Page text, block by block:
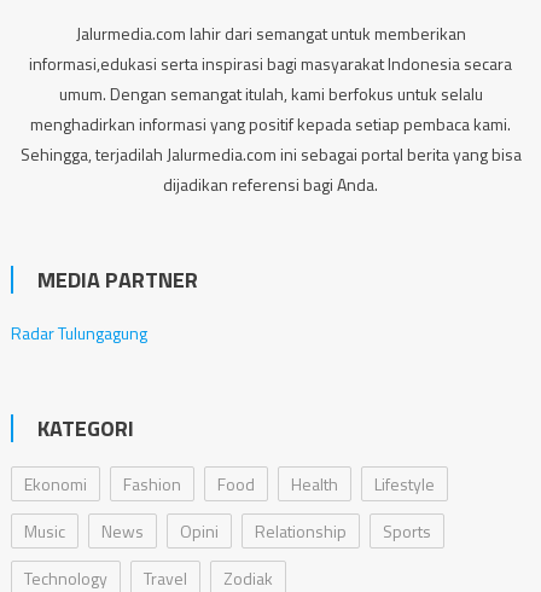
Jalurmedia.com lahir dari semangat untuk memberikan
informasi,edukasi serta inspirasi bagi masyarakat Indonesia secara
umum. Dengan semangat itulah, kami berfokus untuk selalu
menghadirkan informasi yang positif kepada setiap pembaca kami.
Sehingga, terjadilah Jalurmedia.com ini sebagai portal berita yang bisa
dijadikan referensi bagi Anda.
MEDIA PARTNER
Radar Tulungagung
KATEGORI
Ekonomi Fashion Food Health
Lifestyle
Music
News Opini Relationship
Sports
Technology
Travel Zodiak